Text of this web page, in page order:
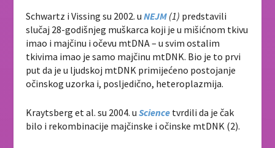
Schwartz i Vissing su 2002. uNEJM (1) predstavili
slučaj 28-godišnjeg muškarca koji je u mišićnom tkivu
imao i majčinu i očevu mtDNA – u svim ostalim
tkivima imao je samo majčinu mtDNK. Bio je to prvi
put da je u ljudskoj mtDNK primijećeno postojanje
očinskog uzorka i, posljedično, heteroplazmija.
Kraytsberg et al. su 2004. uScience tvrdili da je čak
bilo i rekombinacije majčinske i očinske mtDNK (2).